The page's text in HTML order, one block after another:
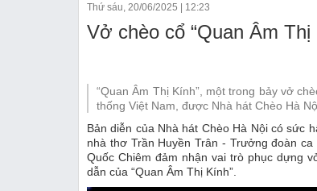
Quốc tế
Thị trường
Emagazine
Thứ sáu, 20/06/2025 | 12:23
Vở chèo cổ “Quan Âm
“Quan Âm Thị Kính”, một trong bảy vở
thống Việt Nam, được Nhà hát Chèo Hà
Bản diễn của Nhà hát Chèo Hà Nội có sức
nhà thơ Trần Huyền Trân - Trưởng đoàn
Quốc Chiêm đảm nhận vai trò phục dựng
dẫn của “Quan Âm Thị Kính”.